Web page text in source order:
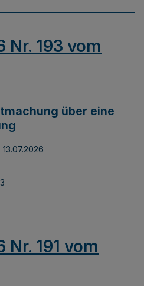
Nr. 193 vom
über eine
13.07.2026
Nr. 191 vom